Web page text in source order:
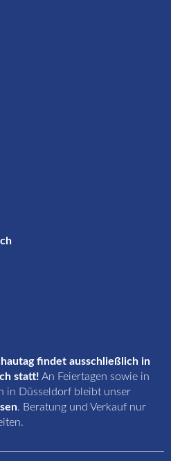
findet ausschließlich in
statt! An Feiertagen sowie in
in Düsseldorf bleibt unser
. Beratung und Verkauf nur